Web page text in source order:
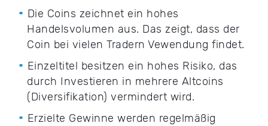
Die Coins zeichnet ein hohes
Handelsvolumen aus. Das zeigt, dass der
Coin bei vielen Tradern Vewendung findet.
Einzeltitel besitzen ein hohes Risiko, das
durch Investieren in mehrere Altcoins
(Diversifikation) vermindert wird.
Erzielte Gewinne werden regelmäßig